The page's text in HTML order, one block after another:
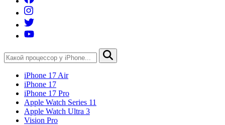
iPhone 17 Air
iPhone 17
iPhone 17 Pro
Apple Watch Series 11
Apple Watch Ultra 3
Vision Pro